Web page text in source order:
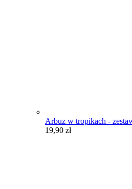
Arbuz w tropikach -
19,90 zł